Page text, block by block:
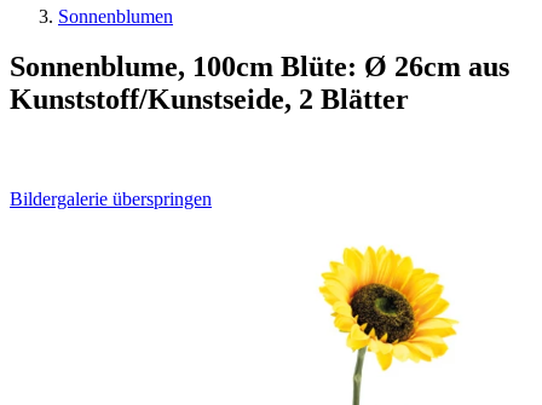
Sonnenblumen
Sonnenblume, 100cm Blüte: Ø 26cm aus
Kunststoff/Kunstseide, 2 Blätter
Bildergalerie überspringen